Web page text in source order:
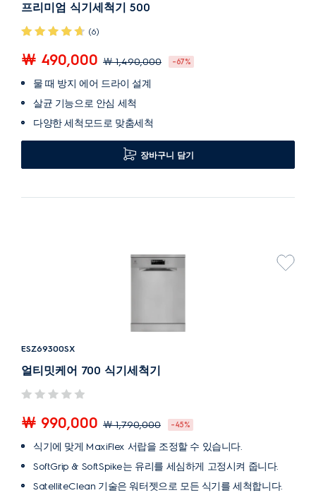
프리미엄 식기세척기 500
(6)
￦ 490,000 ￦ 1,490,000 -67%
물 때 방지 에어 드라이 설계
살균 기능으로 안심 세척
다양한 세척모드로 맞춤세척
장바구니 담기
ESZ69300SX
얼티밋케어 700 식기세척기
￦ 990,000 ￦ 1,790,000 -45%
식기에 맞게 MaxiFlex 서랍을 조정할 수 있습니다.
SoftGrip & SoftSpike는 유리를 세심하게 고정시켜 줍니다.
SatelliteClean 기술은 워터젯으로 모든 식기를 세척합니다.